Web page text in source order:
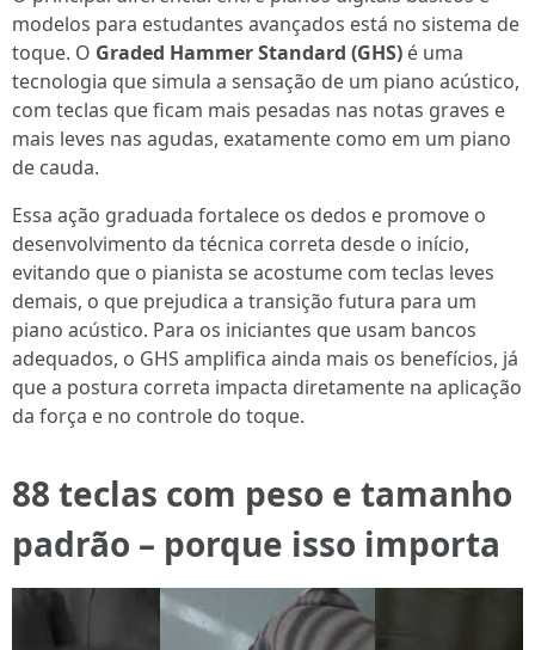
modelos para estudantes avançados está no sistema de
toque. O Graded Hammer Standard (GHS) é uma
tecnologia que simula a sensação de um piano acústico,
com teclas que ficam mais pesadas nas notas graves e
mais leves nas agudas, exatamente como em um piano
de cauda.
Essa ação graduada fortalece os dedos e promove o
desenvolvimento da técnica correta desde o início,
evitando que o pianista se acostume com teclas leves
demais, o que prejudica a transição futura para um
piano acústico. Para os iniciantes que usam bancos
adequados, o GHS amplifica ainda mais os benefícios, já
que a postura correta impacta diretamente na aplicação
da força e no controle do toque.
88 teclas com peso e tamanho
padrão – porque isso importa